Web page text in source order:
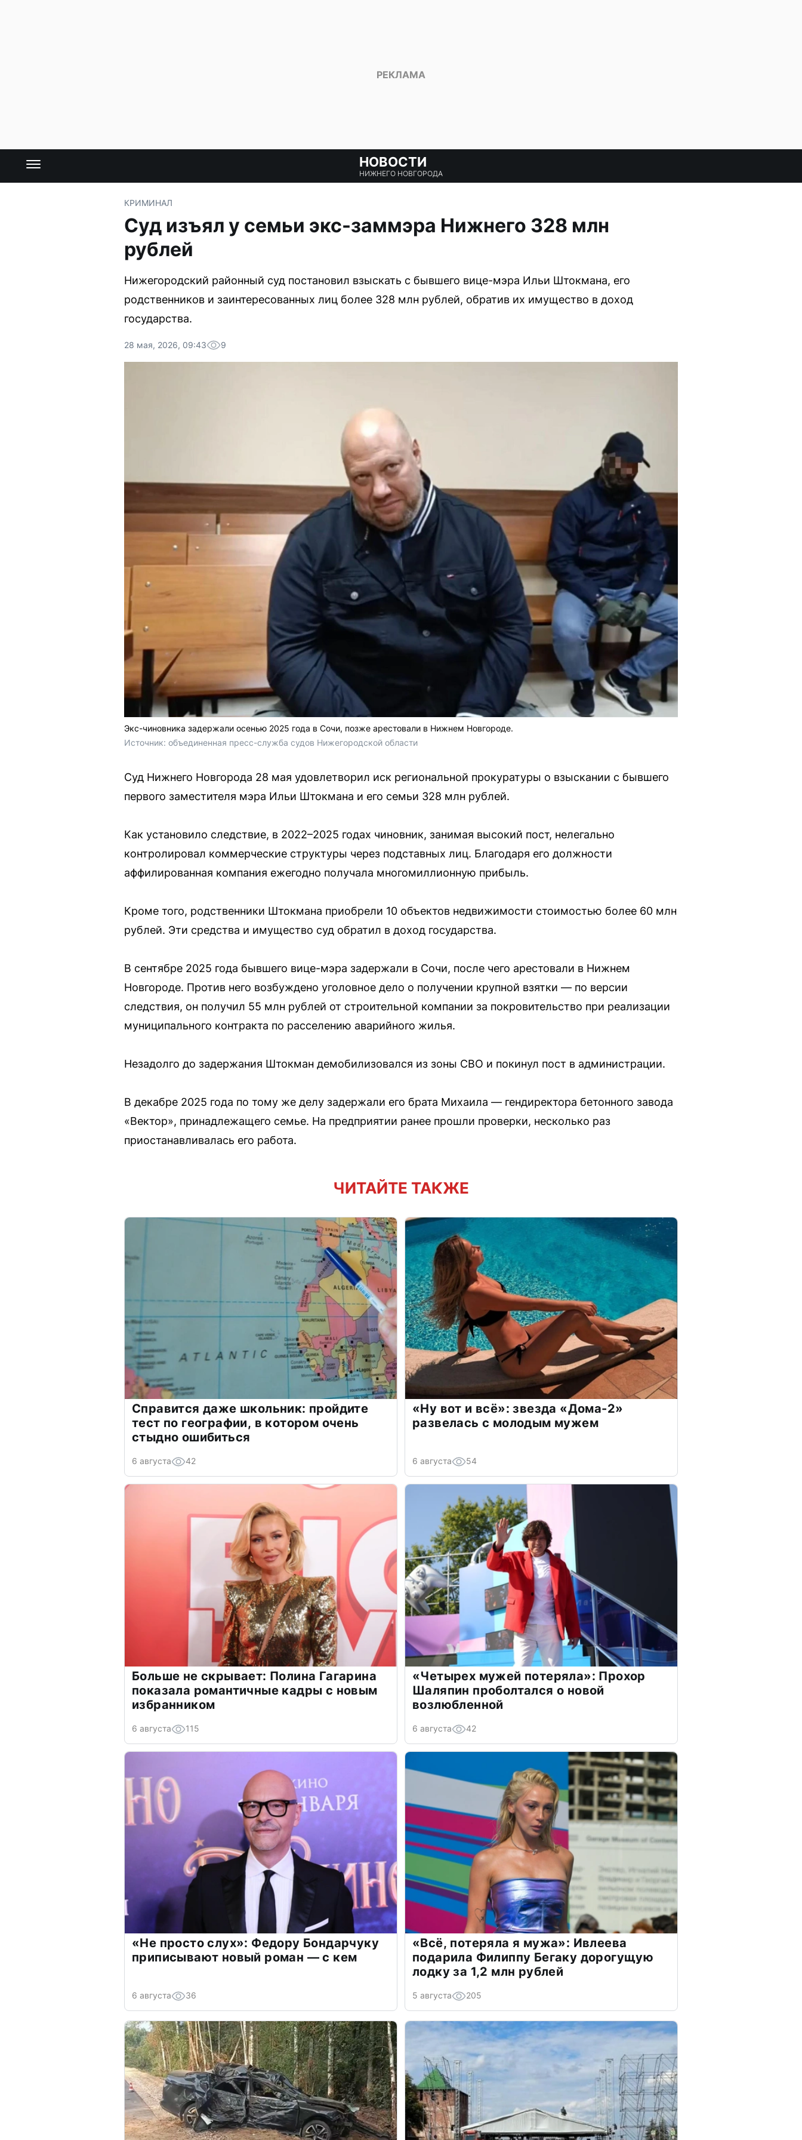
НОВОСТИ
НИЖНЕГО НОВГОРОДА
КРИМИНАЛ
Суд изъял у семьи экс-заммэра Нижнего 328 млн
рублей
Нижегородский районный суд постановил взыскать с бывшего вице-мэра Ильи Штокмана, его
родственников и заинтересованных лиц более 328 млн рублей, обратив их имущество в доход
государства.
28 мая, 2026, 09:43 9
Экс-чиновника задержали осенью 2025 года в Сочи, позже арестовали в Нижнем Новгороде.
Источник: объединенная пресс-служба судов Нижегородской области
Суд Нижнего Новгорода 28 мая удовлетворил иск региональной прокуратуры о взыскании с бывшего
первого заместителя мэра Ильи Штокмана и его семьи 328 млн рублей.
Как установило следствие, в 2022–2025 годах чиновник, занимая высокий пост, нелегально
контролировал коммерческие структуры через подставных лиц. Благодаря его должности
аффилированная компания ежегодно получала многомиллионную прибыль.
Кроме того, родственники Штокмана приобрели 10 объектов недвижимости стоимостью более 60 млн
рублей. Эти средства и имущество суд обратил в доход государства.
В сентябре 2025 года бывшего вице-мэра задержали в Сочи, после чего арестовали в Нижнем
Новгороде. Против него возбуждено уголовное дело о получении крупной взятки — по версии
следствия, он получил 55 млн рублей от строительной компании за покровительство при реализации
муниципального контракта по расселению аварийного жилья.
Незадолго до задержания Штокман демобилизовался из зоны СВО и покинул пост в администрации.
В декабре 2025 года по тому же делу задержали его брата Михаила — гендиректора бетонного завода
«Вектор», принадлежащего семье. На предприятии ранее прошли проверки, несколько раз
приостанавливалась его работа.
ЧИТАЙТЕ ТАКЖЕ
Справится даже школьник: пройдите
тест по географии, в котором очень
стыдно ошибиться
6 августа 42
«Ну вот и всё»: звезда «Дома-2»
развелась с молодым мужем
6 августа 54
Больше не скрывает: Полина Гагарина
показала романтичные кадры с новым
избранником
6 августа 115
«Четырех мужей потеряла»: Прохор
Шаляпин проболтался о новой
возлюбленной
6 августа 42
«Не просто слух»: Федору Бондарчуку
приписывают новый роман — с кем
6 августа 36
«Всё, потеряла я мужа»: Ивлеева
подарила Филиппу Бегаку дорогущую
лодку за 1,2 млн рублей
5 августа 205